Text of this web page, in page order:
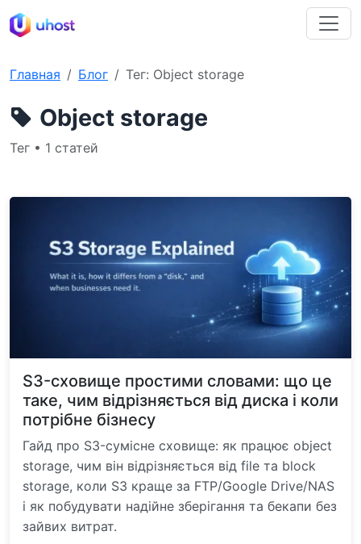
Главная Блог Тег: Object storage
Object storage
Тег • 1 статей
S3-сховище простими словами: що це
таке, чим відрізняється від диска і коли
потрібне бізнесу
Гайд про S3-сумісне сховище: як працює object
storage, чим він відрізняється від file та block
storage, коли S3 краще за FTP/Google Drive/NAS
і як побудувати надійне зберігання та бекапи без
зайвих витрат.